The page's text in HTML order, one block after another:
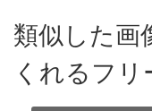
類似した画
くれるフ